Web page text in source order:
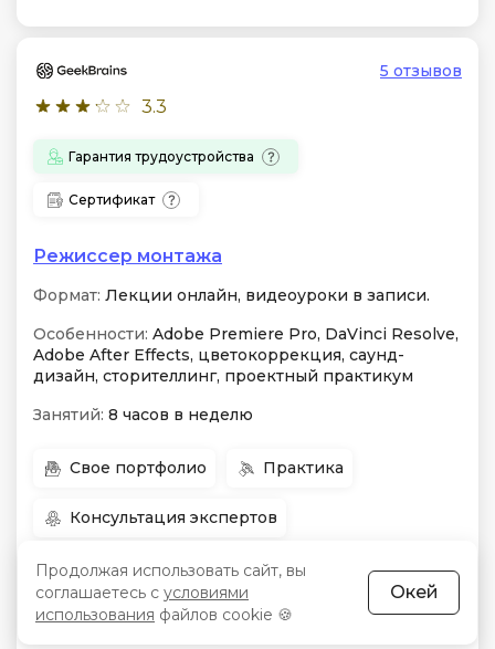
3.3
5 отзывов
Гарантия трудоустройства
Сертификат
Режиссер монтажа
Формат: Лекции онлайн, видеоуроки в записи.
Особенности: Adobe Premiere Pro, DaVinci Resolve,
Adobe After Effects, цветокоррекция, саунд-
дизайн, сторителлинг, проектный практикум
Занятий: 8 часов в неделю
Свое портфолио Практика
Консультация экспертов
Бессрочный доступ Чат
Для начинающих
Продолжая использовать сайт, вы
соглашаетесь с условиями
использования файлов cookie 🍪
Окей